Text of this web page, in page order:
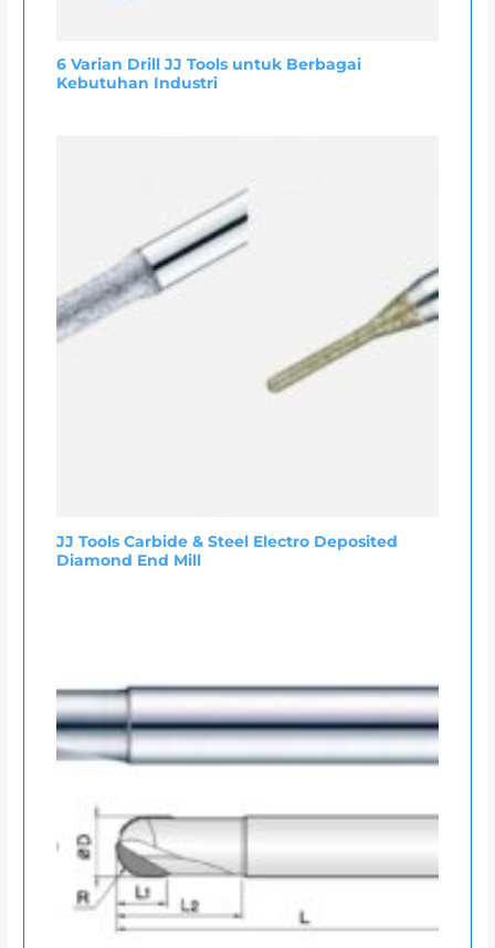
6 Varian Drill JJ Tools untuk Berbagai
Kebutuhan Industri
JJ Tools Carbide & Steel Electro Deposited
Diamond End Mill